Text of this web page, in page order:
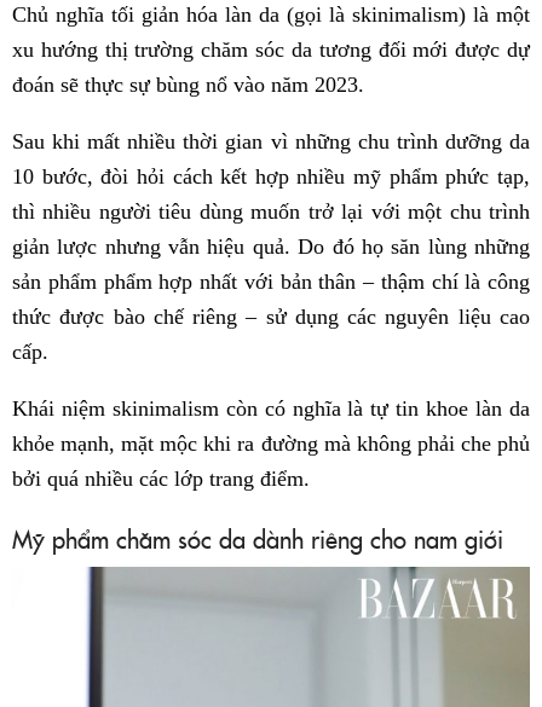
Chủ nghĩa tối giản hóa làn da (gọi là skinimalism) là một
xu hướng thị trường chăm sóc da tương đối mới được dự
đoán sẽ thực sự bùng nổ vào năm 2023.
Sau khi mất nhiều thời gian vì những chu trình dưỡng da
10 bước, đòi hỏi cách kết hợp nhiều mỹ phẩm phức tạp,
thì nhiều người tiêu dùng muốn trở lại với một chu trình
giản lược nhưng vẫn hiệu quả. Do đó họ săn lùng những
sản phẩm phẩm hợp nhất với bản thân – thậm chí là công
thức được bào chế riêng – sử dụng các nguyên liệu cao
cấp.
Khái niệm skinimalism còn có nghĩa là tự tin khoe làn da
khỏe mạnh, mặt mộc khi ra đường mà không phải che phủ
bởi quá nhiều các lớp trang điểm.
Mỹ phẩm chăm sóc da dành riêng cho nam giới